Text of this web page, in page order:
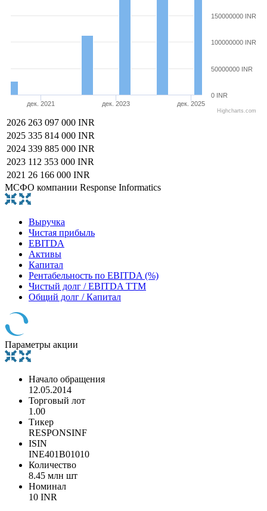
дек. 2021 дек. 2023 дек. 2025
0 INR
50000000 INR
100000000 INR
150000000 INR
Highcharts.com
2026 263 097 000 INR
2025 335 814 000 INR
2024 339 885 000 INR
2023 112 353 000 INR
2021 26 166 000 INR
МСФО компании Response Informatics
Выручка
Чистая прибыль
EBITDA
Активы
Капитал
Рентабельность по EBITDA (%)
Чистый долг / EBITDA TTM
Общий долг / Капитал
Параметры акции
Начало обращения
12.05.2014
Торговый лот
1.00
Тикер
RESPONSINF
ISIN
INE401B01010
Количество
8.45 млн шт
Номинал
10 INR